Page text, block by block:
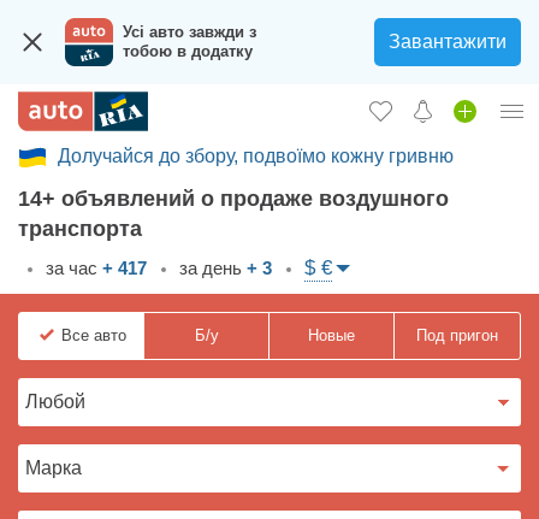
Усі авто завжди з
тобою в додатку
Завантажити
Вход в кабинет
Збір на авто для ЗСУ
Автомобили б/у
Новые авто
Новости
Отзывы об авто
Загрузить приложение
Долучайся до збору, подвоїмо кожну гривню
14+ объявлений о продаже воздушного
транспорта
за час + 417 за день + 3 $ €
Все авто Б/у Новые Под пригон